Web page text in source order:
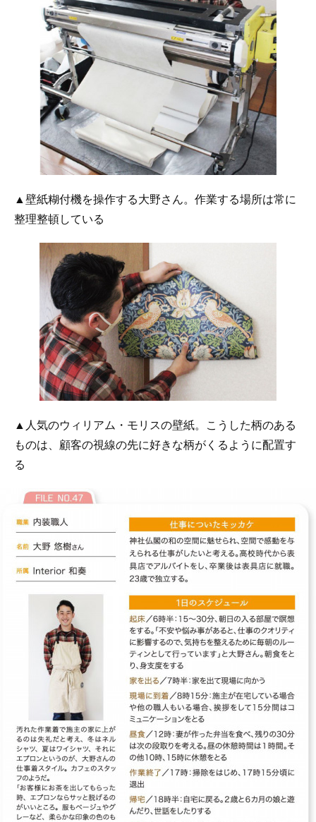
▲壁紙糊付機を操作する大野さん。作業する場所は常に
整理整頓している
▲人気のウィリアム・モリスの壁紙。こうした柄のある
ものは、顧客の視線の先に好きな柄がくるように配置す
る